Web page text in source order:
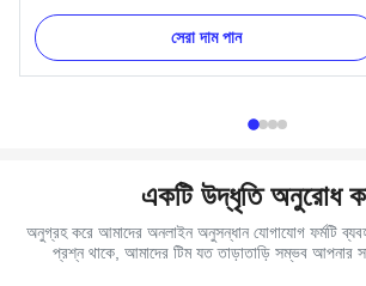
Handle ABS and PP Plastic Material Coffin
Handle with Pale Gold Specification Six pcs
plastc as a set, and the material is PP recycle.
Item Name H9013 Material Plastic (PP, ABS)
সেরা দাম পান
একটি উদ্ধৃতি অনুরোধ
অনুগ্রহ করে আমাদের অনলাইন অনুসন্ধান যোগাযোগ ফর্মটি
প্রশ্ন থাকে, আমাদের টিম যত তাড়াতাড়ি সম্ভব আপনার